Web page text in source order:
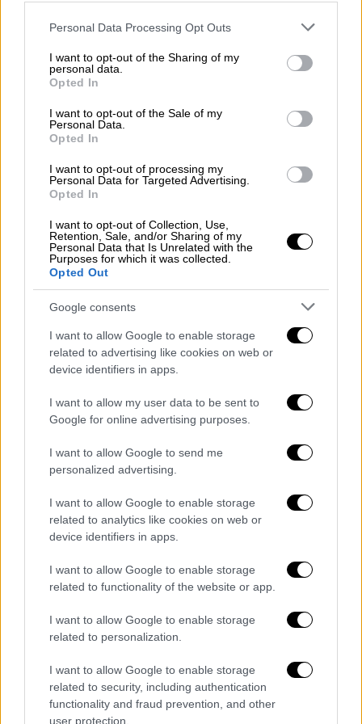
Please note that this website/app uses one or more Google
not limited to your visit or usage behaviour. You may click to
grant or deny consent to Google and its third-party tags to
use your data for below specified purposes in below Google
consent section.
Personal Data Processing Opt Outs
I want to opt-out of the Sharing of my
personal data.
Opted In
I want to opt-out of the Sale of my
Personal Data.
Opted In
I want to opt-out of processing my
Personal Data for Targeted Advertising.
Opted In
I want to opt-out of Collection, Use,
Retention, Sale, and/or Sharing of my
Personal Data that Is Unrelated with the
Purposes for which it was collected.
Opted Out
Google consents
I want to allow Google to enable storage
related to advertising like cookies on web or
device identifiers in apps.
I want to allow my user data to be sent to
Google for online advertising purposes.
I want to allow Google to send me
personalized advertising.
I want to allow Google to enable storage
related to analytics like cookies on web or
device identifiers in apps.
I want to allow Google to enable storage
related to functionality of the website or app.
I want to allow Google to enable storage
related to personalization.
I want to allow Google to enable storage
related to security, including authentication
functionality and fraud prevention, and other
user protection.
Ο αστικός μύθος, μάλιστα, λέει πως ο
της, σε μια επίσκεψη που είχε κάνει στη
πόλη του Φωτός το 1961, ζητώντας
συγκεκριμένα μια κοπέλα κατ' εικόνα και
καθ' ομοίωση τηςJackie, αλλά σε μια πιο
«σέξι εκδοχή». Η επίσκεψη κυμαίνονταν από
10 έως 15 χιλιάδες γαλλικά φράγκα - περίπου
1.500 - 2.000 ευρώ- και για κάθε ένα από τα
ραντεβού των κοριτσιών, η Madame Claude
έπαιρνεπρομήθεια 30%, ακόμα και σε
περίπτωση που εκείνες επέστρεφαν
χτυπημένες από τους πελάτες τους. Υπάρχει
ακόμα η υπόνοια πως η ίδια
διαπραγματευτής, όντας κοντά στον
Καντάφι, παρέχοντας γυναίκες για τους
διπλωμάτες του. Γεγονός που εξηγεί, εν
πολλοίς, την ασυλία που απολάμβανε από τις
αρχές ο διαβόητος οίκος ανοχής.
Το τέλος της ζωής της
Στα τέλη της δεκαετίας του '70, η στάση της
γαλλικής κοινωνίας αλλά και της
κυβέρνησης απέναντι στον αγοραίο έρωτα